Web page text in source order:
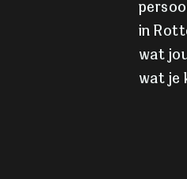
in
wat
wat je